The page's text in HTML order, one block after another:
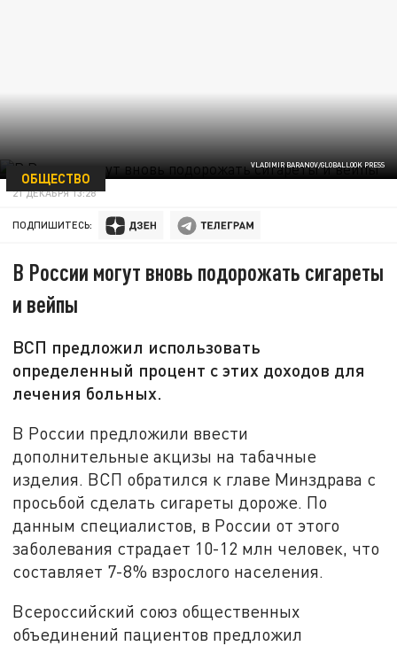
VLADIMIR BARANOV/GLOBALLOOK PRESS
ОБЩЕСТВО
21 ДЕКАБРЯ 13:28
ПОДПИШИТЕСЬ:
В России могут вновь подорожать сигареты
и вейпы
ВСП предложил использовать
определенный процент с этих доходов для
лечения больных.
В России предложили ввести
дополнительные акцизы на табачные
изделия. ВСП обратился к главе Минздрава с
просьбой сделать сигареты дороже. По
данным специалистов, в России от этого
заболевания страдает 10-12 млн человек, что
составляет 7-8% взрослого населения.
Всероссийский союз общественных
объединений пациентов предложил